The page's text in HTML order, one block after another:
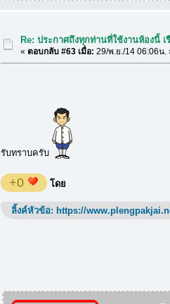
Re: ประกาศถึงทุกท่านที่ใช้งานห้องนี้ เ
«ตอบกลับ #63 เมื่อ: 29/พ.ย./14 06:06น.
รับทราบครับ
+0 โดย
ลิ้งค์หัวข้อ: https://